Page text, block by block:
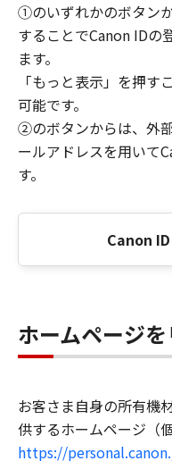
①のいずれかのボタン
することでCanon IDの
ます。
「もっと表示」を押す
可能です。
②のボタンからは、外
ールアドレスを用いて
す。
Canon
ホームページ
お客さま自身の所有機
供するホームページ（
https://